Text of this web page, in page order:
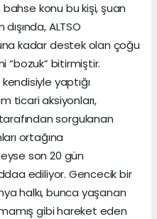
konu bu kişi, şuan
ALTSO
kadar destek olan çoğu
“bozuk” bitirmiştir.
yaptığı
ticari aksiyonları,
sorgulanan
ortağına
son 20 gün
ediliyor. Gencecik bir
halkı, bunca yaşanan
gibi hareket eden